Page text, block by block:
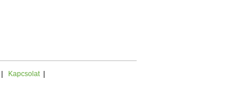
| Kapcsolat |